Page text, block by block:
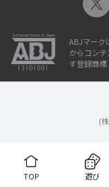
TOP 遊び
ABJマーク
からコン
す登録商標
(